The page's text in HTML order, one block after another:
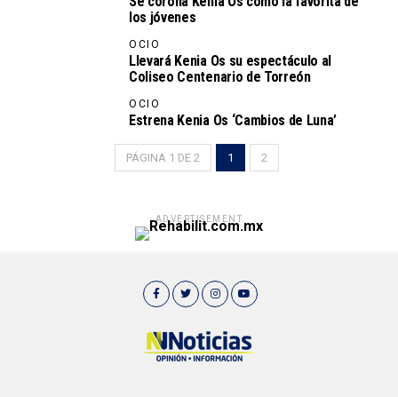
los jóvenes
OCIO
Llevará Kenia Os su espectáculo al
Coliseo Centenario de Torreón
OCIO
Estrena Kenia Os ‘Cambios de Luna’
PÁGINA 1 DE 2 1 2
ADVERTISEMENT